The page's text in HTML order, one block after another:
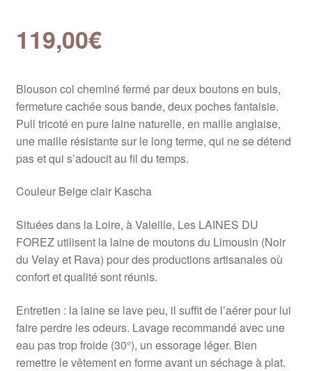
119,00€
Blouson col cheminé fermé par deux boutons en buis,
fermeture cachée sous bande, deux poches fantaisie.
Pull tricoté en pure laine naturelle, en maille anglaise,
une maille résistante sur le long terme, qui ne se détend
pas et qui s’adoucit au fil du temps.
Couleur Beige clair Kascha
Situées dans la Loire, à Valeille, Les LAINES DU
FOREZ utilisent la laine de moutons du Limousin (Noir
du Velay et Rava) pour des productions artisanales où
confort et qualité sont réunis.
Entretien : la laine se lave peu, il suffit de l’aérer pour lui
faire perdre les odeurs. Lavage recommandé avec une
eau pas trop froide (30°), un essorage léger. Bien
remettre le vêtement en forme avant un séchage à plat.